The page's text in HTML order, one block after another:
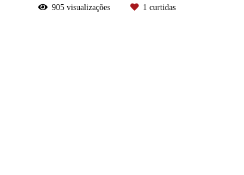
905visualizações 1 curtidas